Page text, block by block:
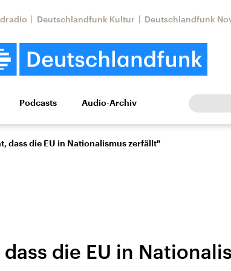
Deutschlandfunk Kultur Deutschlandfunk
Wissen Kultur Europa
Iran
Faktenchecks
Podcasts Audio-Archiv
dass die EU in Nationalismus zerfällt"
die EU in